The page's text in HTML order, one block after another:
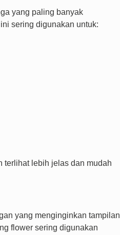
yang paling banyak
sering digunakan untuk:
terlihat lebih jelas dan mudah
yang menginginkan tampilan
flower sering digunakan